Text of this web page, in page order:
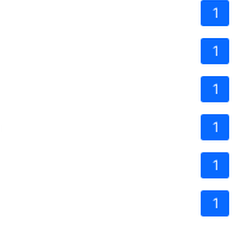
1
1
1
1
1
1